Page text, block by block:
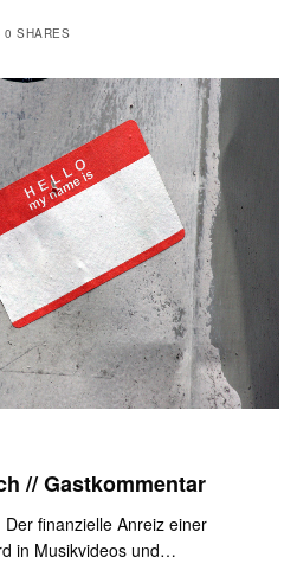
0 SHARES
// Gastkommentar
finanzielle Anreiz einer
in Musikvideos und…